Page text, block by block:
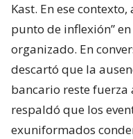
Kast. En ese
punto de inflexión”
organizado. En
descartó que la
bancario reste
respaldó que los
exuniformados